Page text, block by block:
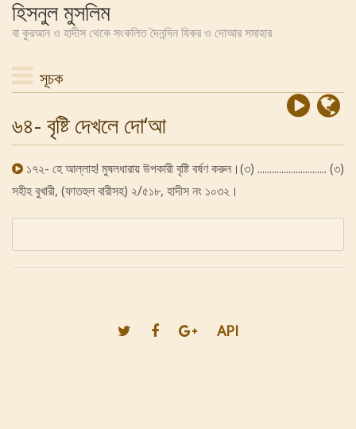
হিসনুল মুসলিম
বা কুরআন ও হাদীস থেকে সংকলিত দৈনন্দিন যিকর ও দোআর সমাহার
সূচক
৬৪- বৃষ্টি দেখলে দো‘আ
১৭২- হে আল্লাহ! মুষলধারায় উপকারী বৃষ্টি বর্ষণ করুন।(৩) ............................. (৩)
সহীহ বুখারী, (ফাতহুল বারীসহ) ২/৫১৮, হাদীস নং ১০৩২।
API